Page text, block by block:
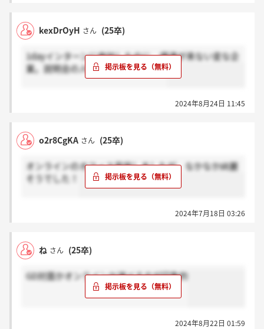
kexDrOyH さん (25卒)
1dayインターンに参加したのに、優遇が来ない変な企
業。説明会の人には来ているのに。
2024年8月24日 11:45
o2r8CgKA さん (25卒)
オンラインのオフィス見学しましたが、なかなか綺麗
そうでした！
2024年7月18日 03:26
ね さん (25卒)
GD対面かオンラインか選べるのが印象的
2024年8月22日 01:59